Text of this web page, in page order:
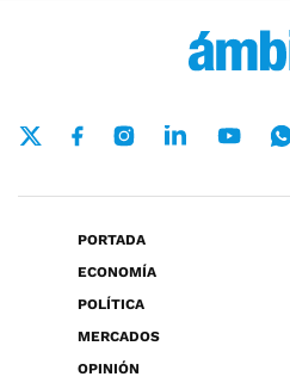
PORTADA
ECONOMÍA
POLÍTICA
MERCADOS
OPINIÓN